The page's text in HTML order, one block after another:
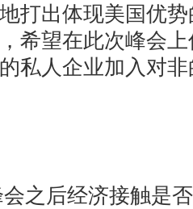
打出体现美国优
希望在此次峰会
私人企业加入对
后经济接触是否